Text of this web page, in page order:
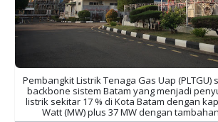
Pembangkit Listrik Tenaga Gas Uap
backbone sistem Batam yang menjadi
listrik sekitar 17 % di Kota Batam dengan
Watt (MW) plus 37 MW dengan